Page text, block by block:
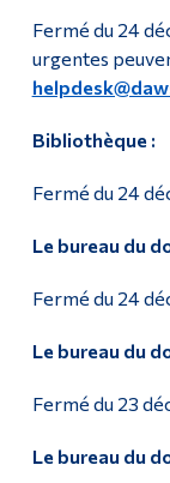
Fermé du 24
urgentes
Bibliothèque :
Fermé du 24
Le bureau du
Fermé du 24
Le bureau du
Fermé du 23
Le bureau du